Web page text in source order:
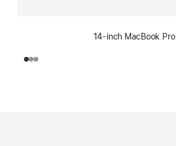
14‑inch MacBook Pro